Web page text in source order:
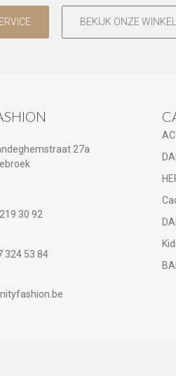
BEKIJK ONZE WINKEL
27a
30 92
324 53 84